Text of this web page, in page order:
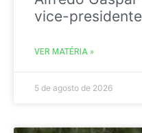
vice-presidente
VER MATÉRIA »
5 de agosto de 2026